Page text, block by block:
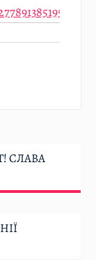
СЛАВА